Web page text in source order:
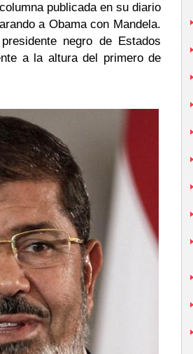
publicada en su diario
a Obama con Mandela.
negro de Estados
a la altura del primero de